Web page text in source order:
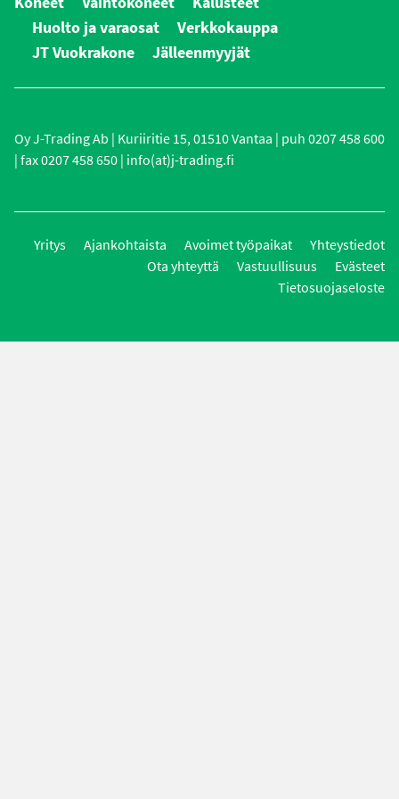
Huolto ja varaosat
Verkkokauppa
JT Vuokrakone
Jälleenmyyjät
Oy J-Trading Ab | Kuriiritie 15, 01510 Vantaa | puh 0207 458 600
| fax 0207 458 650 | info(at)j-trading.fi
Yritys Ajankohtaista Avoimet työpaikat
Yhteystiedot
Ota yhteyttä
Vastuullisuus
Evästeet
Tietosuojaseloste